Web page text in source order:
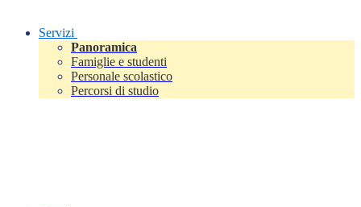
Servizi
Panoramica
Famiglie e studenti
Personale scolastico
Percorsi di studio